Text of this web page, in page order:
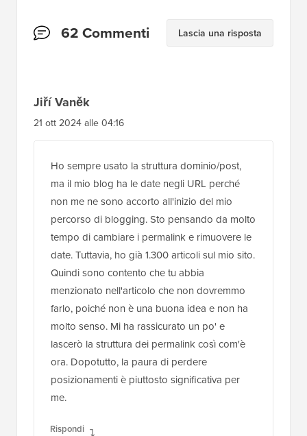
Interazioni
62 Commenti Lascia una risposta
Jiří Vaněk
21 ott 2024 alle 04:16
Ho sempre usato la struttura dominio/post,
ma il mio blog ha le date negli URL perché
non me ne sono accorto all'inizio del mio
percorso di blogging. Sto pensando da molto
tempo di cambiare i permalink e rimuovere le
date. Tuttavia, ho già 1.300 articoli sul mio sito.
Quindi sono contento che tu abbia
menzionato nell'articolo che non dovremmo
farlo, poiché non è una buona idea e non ha
molto senso. Mi ha rassicurato un po' e
lascerò la struttura dei permalink così com'è
ora. Dopotutto, la paura di perdere
posizionamenti è piuttosto significativa per
me.
Rispondi